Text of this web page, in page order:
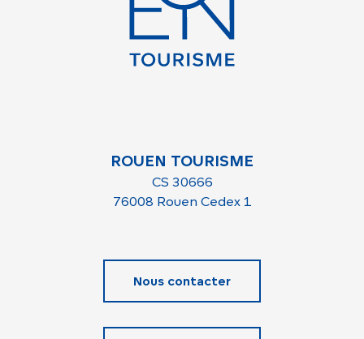
ROUEN TOURISME
CS 30666
76008 Rouen Cedex 1
Nous contacter